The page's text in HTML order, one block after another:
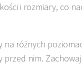
i rozmiary, co
różnych
przed nim.